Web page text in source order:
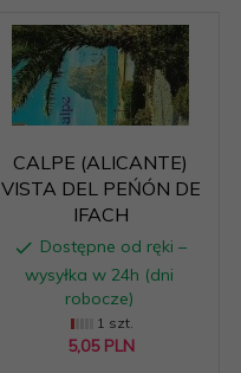
CALPE (ALICANTE)
VISTA DEL PEŃÓN DE
IFACH
Dostępne od ręki –
wysyłka w 24h (dni
robocze)
1 szt.
5,05 PLN